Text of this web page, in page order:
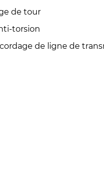
de tour
torsion
de ligne de